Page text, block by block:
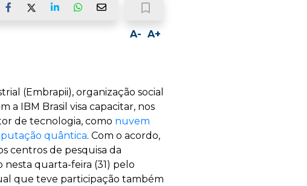
bookmark_border
A+
A-
(Embrapii), organização social
a IBM Brasil visa capacitar, nos
de tecnologia, como nuvem
quântica. Com o acordo,
centros de pesquisa da
nesta quarta-feira (31) pelo
que teve participação também